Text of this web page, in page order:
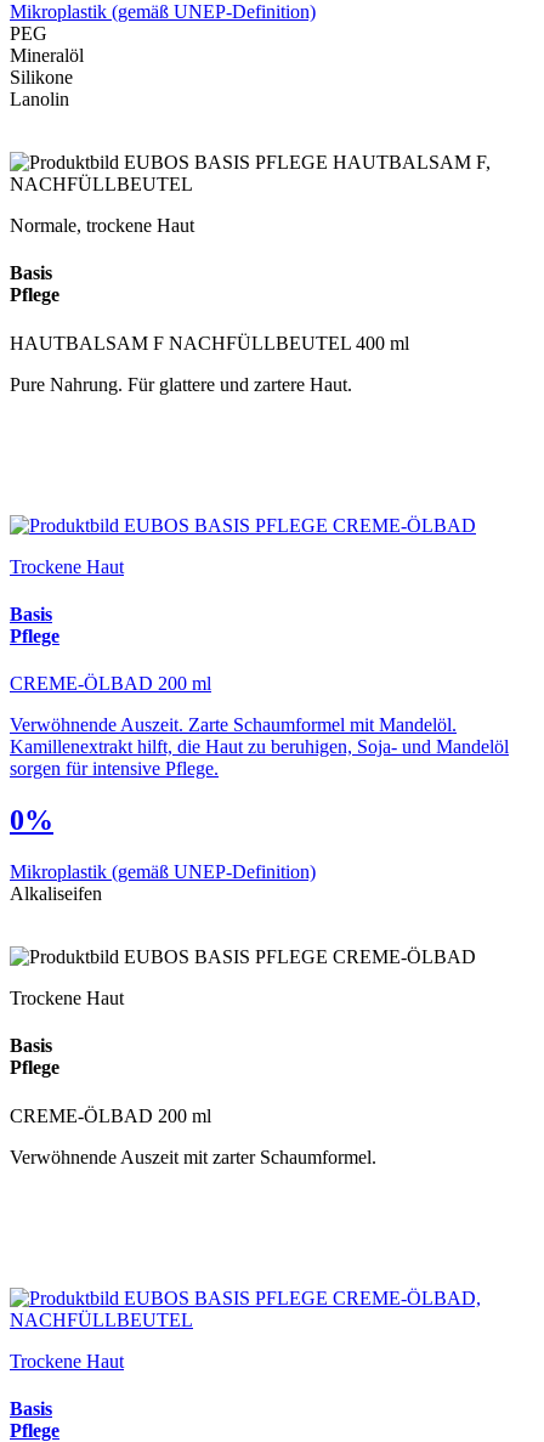
Mikroplastik (gemäß UNEP-Definition)
PEG
Mineralöl
Silikone
Lanolin
Normale, trockene Haut
Basis
Pflege
HAUTBALSAM F NACHFÜLLBEUTEL 400 ml
Pure Nahrung. Für glattere und zartere Haut.
Trockene Haut
Basis
Pflege
CREME-ÖLBAD 200 ml
Verwöhnende Auszeit. Zarte Schaumformel mit Mandelöl.
Kamillenextrakt hilft, die Haut zu beruhigen, Soja- und Mandelöl
sorgen für intensive Pflege.
0%
Mikroplastik (gemäß UNEP-Definition)
Alkaliseifen
Trockene Haut
Basis
Pflege
CREME-ÖLBAD 200 ml
Verwöhnende Auszeit mit zarter Schaumformel.
Trockene Haut
Basis
Pflege